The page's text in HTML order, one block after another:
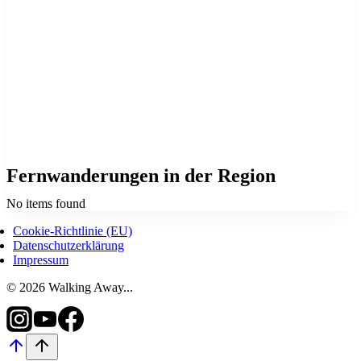
Fernwanderungen in der Region
No items found
Cookie-Richtlinie (EU)
Datenschutzerklärung
Impressum
© 2026 Walking Away...